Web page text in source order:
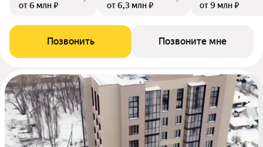
от 6 млн ₽
от 6,3 млн ₽
от 9 млн ₽
Позвонить Позвоните мне